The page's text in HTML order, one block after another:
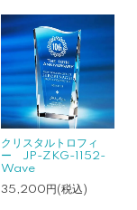
クリスタルトロフィ
ー JP-ZKG-1152-
Wave
35,200円(税込)